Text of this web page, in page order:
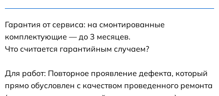
Гарантия от сервиса: на смонтированные
комплектующие — до 3 месяцев.
Что считается гарантийным случаем?
Для работ: Повторное проявление дефекта, который
прямо обусловлен с качеством проведенного ремонта